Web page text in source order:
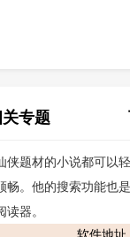
专题
题材的小说都可以
。他的搜索功能也
器。